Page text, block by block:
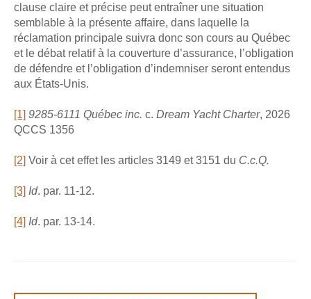
clause claire et précise peut entraîner une situation
semblable à la présente affaire, dans laquelle la
réclamation principale suivra donc son cours au Québec
et le débat relatif à la couverture d’assurance, l’obligation
de défendre et l’obligation d’indemniser seront entendus
aux États-Unis.
[1] 9285-6111 Québec inc. c. Dream Yacht Charter, 2026
QCCS 1356
[2] Voir à cet effet les articles 3149 et 3151 du C.c.Q.
[3] Id. par. 11-12.
[4] Id. par. 13-14.